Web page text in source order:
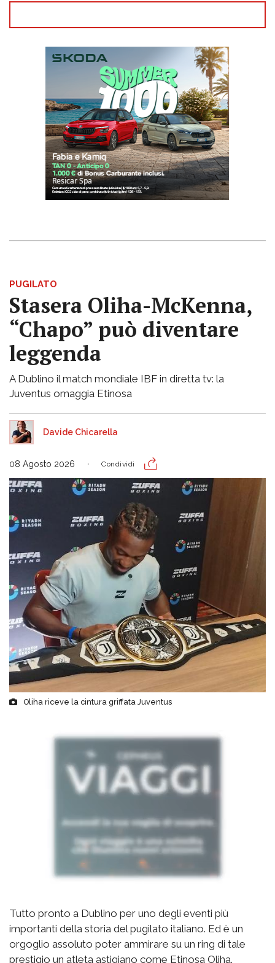
PUGILATO
Stasera Oliha-McKenna,
“Chapo” può diventare
leggenda
A Dublino il match mondiale IBF in diretta tv: la
Juventus omaggia Etinosa
Davide Chicarella
08 Agosto 2026 Condividi
Oliha riceve la cintura griffata Juventus
Tutto pronto a Dublino per uno degli eventi più
importanti della storia del pugilato italiano. Ed è un
orgoglio assoluto poter ammirare su un ring di tale
prestigio un atleta astigiano come Etinosa Oliha.